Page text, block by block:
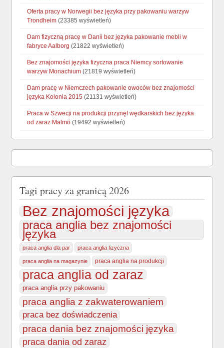
Oferta pracy w Norwegii bez języka przy pakowaniu warzyw
Trondheim (23385 wyświetleń)
Dam fizyczną pracę w Danii bez języka pakowanie mebli w
fabryce Aalborg (21822 wyświetleń)
Bez znajomości języka fizyczna praca Niemcy sortowanie
warzyw Monachium (21819 wyświetleń)
Dam pracę w Niemczech pakowanie owoców bez znajomości
języka Kolonia 2015 (21131 wyświetleń)
Praca w Szwecji na produkcji przynęt wędkarskich bez języka
od zaraz Malmö (19492 wyświetleń)
Tagi pracy za granicą 2026
Bez znajomości języka
praca anglia bez znajomości
języka
praca anglia dla par praca anglia fizyczna
praca anglia na magazynie praca anglia na produkcji
praca anglia od zaraz
praca anglia przy pakowaniu
praca anglia z zakwaterowaniem
praca bez doświadczenia
praca dania bez znajomości języka
praca dania od zaraz